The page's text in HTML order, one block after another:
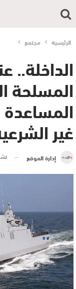
الرئيسية مجتمع
الداخلة..
المسلحة
غير
إدارة الموقع